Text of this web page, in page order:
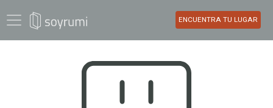
ENCUENTRA TU LUGAR